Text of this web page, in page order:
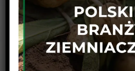
Udostępnij wpis na swojej platformie
Facebook
TwitterLinkedinReddit